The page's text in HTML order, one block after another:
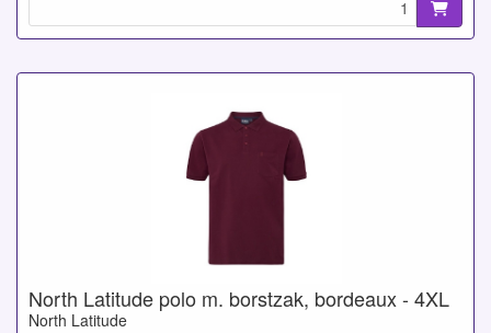
North Latitude polo m. borstzak, bordeaux - 4XL
North Latitude